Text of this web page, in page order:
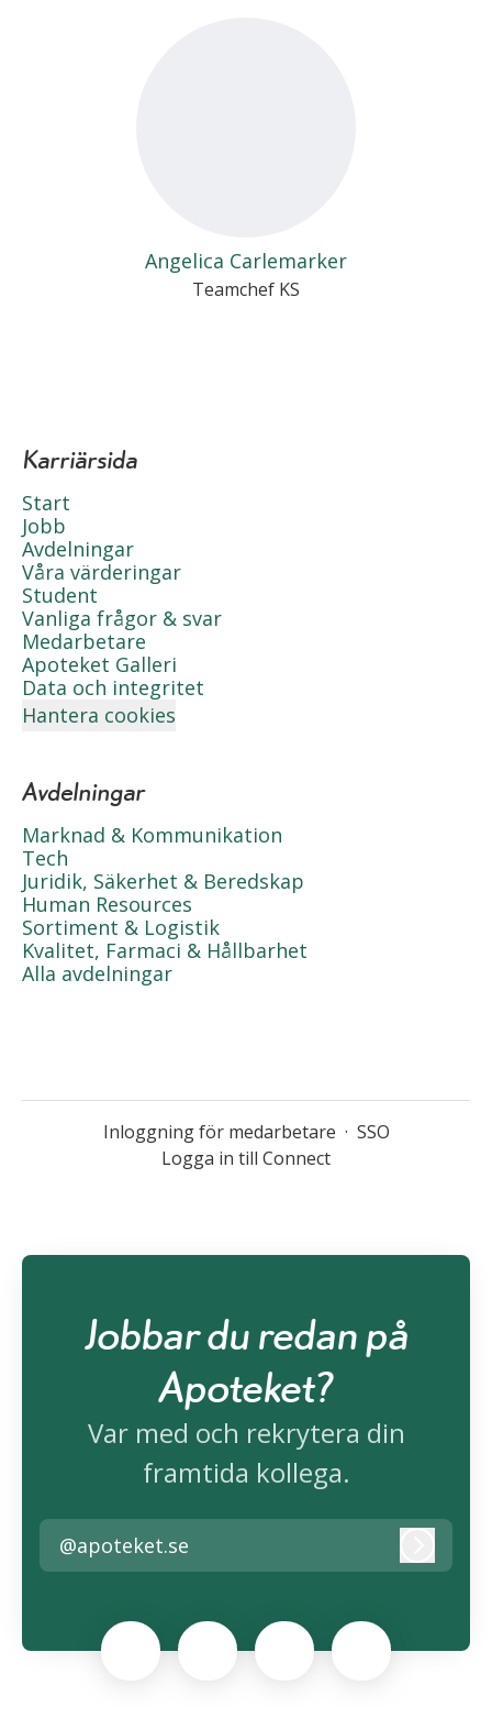
Angelica Carlemarker
Teamchef KS
Karriärsida
Start
Jobb
Avdelningar
Våra värderingar
Student
Vanliga frågor & svar
Medarbetare
Apoteket Galleri
Data och integritet
Hantera cookies
Avdelningar
Marknad & Kommunikation
Tech
Juridik, Säkerhet & Beredskap
Human Resources
Sortiment & Logistik
Kvalitet, Farmaci & Hållbarhet
Alla avdelningar
Inloggning för medarbetare · SSO
Logga in till Connect
Jobbar du redan på
Apoteket?
Var med och rekrytera din
framtida kollega.
@apoteket.se